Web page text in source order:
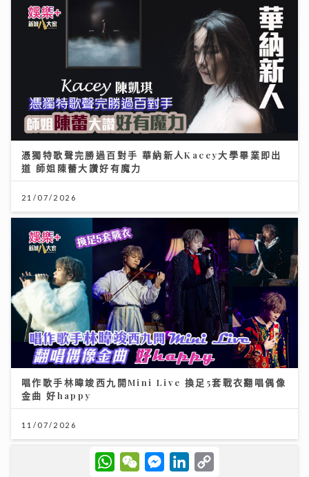
憑獨特歌聲完勝過百對手 華納新人Kacey大學畢業即出
道 師姐陳蕾大讚好有魔力
21/07/2026
唱作歌手林暐竣西九開Mini Live 換足5套戰衣翻唱偶像
金曲 好happy
11/07/2026
W
h
W
e
M
e
L